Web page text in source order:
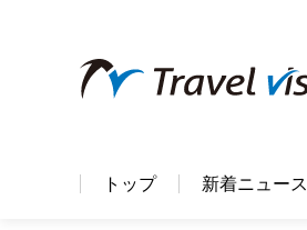
トップ 新着ニュース